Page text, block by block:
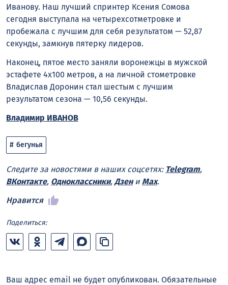
Иванову. Наш лучший спринтер Ксения Сомова
сегодня выступала на четырехсотметровке и
пробежала с лучшим для себя результатом — 52,87
секунды, замкнув пятерку лидеров.
Наконец, пятое место заняли воронежцы в мужской
эстафете 4х100 метров, а на личной стометровке
Владислав Доронин стал шестым с лучшим
результатом сезона — 10,56 секунды.
Владимир ИВАНОВ
бегунья
Следите за новостями в наших соцсетях: Telegram,
ВКонтакте, Одноклассники, Дзени Max.
Нравится
Поделиться:
Ваш адрес email не будет опубликован. Обязательные